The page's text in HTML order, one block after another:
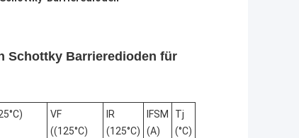
Schottky Barrieredioden für
VF
((125°C)
IR
(125°C)
IFSM
(A)
Tj
(°C)